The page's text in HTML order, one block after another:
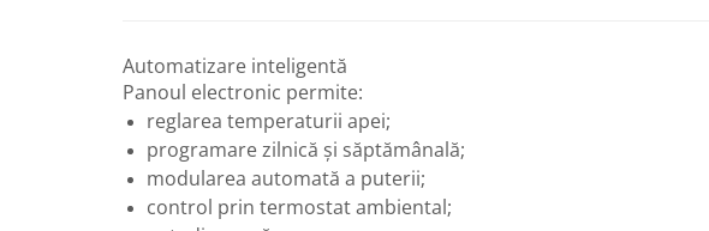
Vas de expansiune pentru hidrofor
Accesorii montaj vase de
Termostate si controlere
Termostate de camera
Automatizare inteligentă
Panoul electronic permite:
reglarea temperaturii apei;
programare zilnică și săptămânală;
modularea automată a puterii;
control prin termostat ambiental;